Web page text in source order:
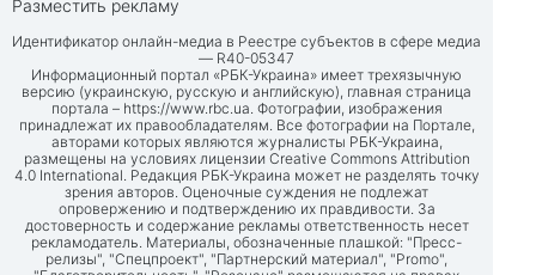
Разместить рекламу
Идентификатор онлайн-медиа в Реестре субъектов в сфере медиа
— R40-05347
Информационный портал «РБК-Украина» имеет трехязычную
версию (украинскую, русскую и английскую), главная страница
портала – https://www.rbc.ua. Фотографии, изображения
принадлежат их правообладателям. Все фотографии на Портале,
авторами которых являются журналисты РБК-Украина,
размещены на условиях лицензии Creative Commons Attribution
4.0 International. Редакция РБК-Украина может не разделять точку
зрения авторов. Оценочные суждения не подлежат
опровержению и подтверждению их правдивости. За
достоверность и содержание рекламы ответственность несет
рекламодатель. Материалы, обозначенные плашкой: "Пресс-
релизы", "Спецпроект", "Партнерский материал", "Promo",